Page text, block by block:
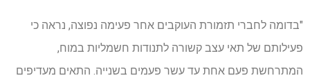
"בדומה לחברי תזמורת העוקבים אחר פעימה נפוצה, נראה כי
פעילותם של תאי עצב קשורה לתנודות חשמליות במוח,
המתרחשת פעם אחת עד עשר פעמים בשנייה. התאים מעדיפים